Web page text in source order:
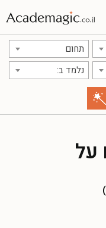
תחום
נלמד ב:
על